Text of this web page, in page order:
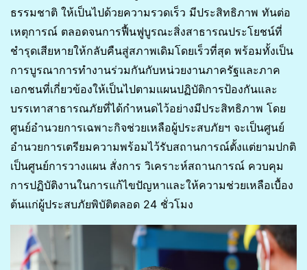
ธรรมชาติ ให้เป็นไปด้วยความรวดเร็ว มีประสิทธิภาพ ทันต่อ
เหตุการณ์ ตลอดจนการฟื้นฟูบูรณะสิ่งสาธารณประโยชน์ที่
ชำรุดเสียหายให้กลับคืนสู่สภาพเดิมโดยเร็วที่สุด พร้อมทั้งเป็น
การบูรณาการทำงานร่วมกันกับหน่วยงานภาครัฐและภาค
เอกชนที่เกี่ยวข้องให้เป็นไปตามแผนปฏิบัติการป้องกันและ
บรรเทาสาธารณภัยที่ได้กำหนดไว้อย่างมีประสิทธิภาพ โดย
ศูนย์อำนวยการเฉพาะกิจช่วยเหลือผู้ประสบภัยฯ จะเป็นศูนย์
อำนวยการเตรียมความพร้อมไว้รับสถานการณ์ตั้งแต่ยามปกติ
เป็นศูนย์การวางแผน สั่งการ วิเคราะห์สถานการณ์ ควบคุม
การปฏิบัติงานในการแก้ไขปัญหาและให้ความช่วยเหลือเบื้อง
ต้นแก่ผู้ประสบภัยพิบัติตลอด 24 ชั่วโมง